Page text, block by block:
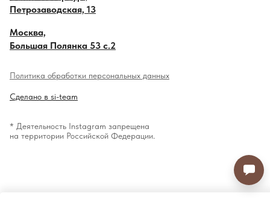
Политика обработки персональных данных
Сделано в si-team
* Деятельность Instagram запрещена
на территории Российской Федерации.
Москва,
Большая Полянка 53 с.2
Петрозаводская, 13